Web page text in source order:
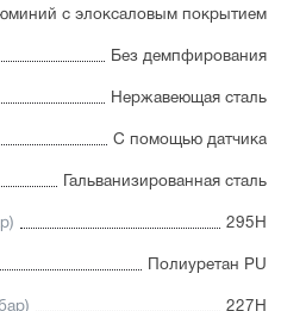
с элоксаловым покрытием
Без демпфирования
Нержавеющая сталь
С помощью датчика
Гальванизированная сталь
295Н
Полиуретан PU
227Н